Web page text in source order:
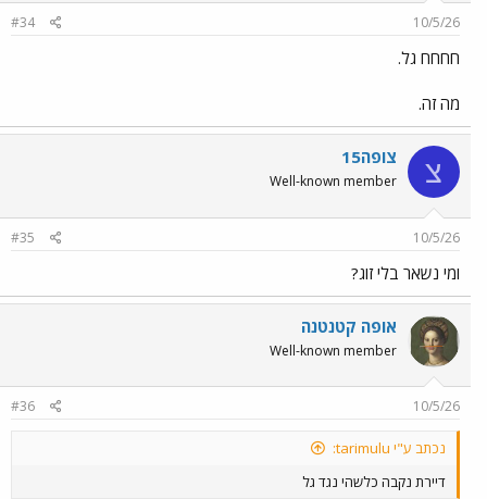
10/5/26
#34
חחחח גל.
מה זה.
צ צופה15
Well-known member
10/5/26
#35
ומי נשאר בלי זוג?
אופה קטנטנה
Well-known member
10/5/26
#36
נכתב ע"י tarimulu:
דיירת נקבה כלשהי נגד גל